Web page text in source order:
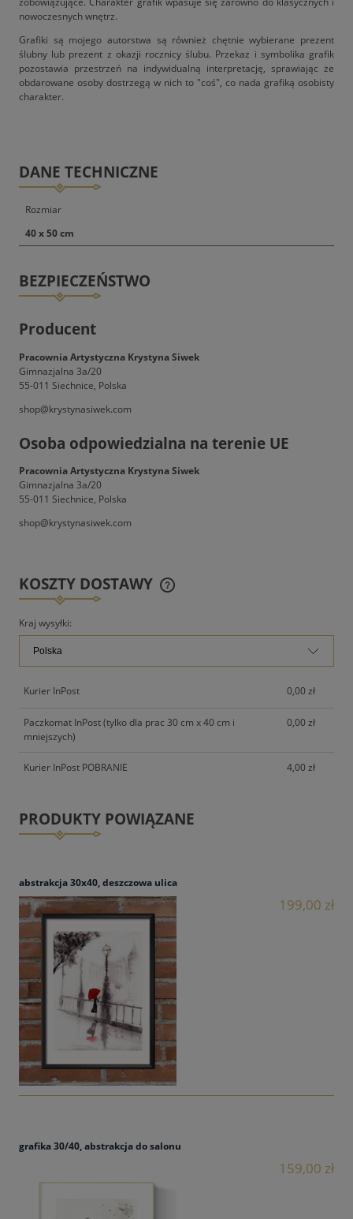
nowoczesnych wnętrz.
Grafiki są mojego autorstwa są również chętnie wybierane prezent
ślubny lub prezent z okazji rocznicy ślubu. Przekaz i symbolika grafik
pozostawia przestrzeń na indywidualną interpretację, sprawiając że
obdarowane osoby dostrzegą w nich to "coś", co nada grafiką osobisty
charakter.
DANE TECHNICZNE
Rozmiar
40 x 50 cm
BEZPIECZEŃSTWO
Producent
Pracownia Artystyczna Krystyna Siwek
Gimnazjalna 3a/20
55-011 Siechnice, Polska
shop@krystynasiwek.com
Osoba odpowiedzialna na terenie UE
Pracownia Artystyczna Krystyna Siwek
Gimnazjalna 3a/20
55-011 Siechnice, Polska
shop@krystynasiwek.com
KOSZTY DOSTAWY
CENA NIE ZAWIERA EWENTUALNYCH KOSZTÓW
PŁATNOŚCI
Kraj wysyłki:
Kurier InPost 0,00 zł
Paczkomat InPost (tylko dla prac 30 cm x 40 cm i
mniejszych)
0,00 zł
Kurier InPost POBRANIE 4,00 zł
PRODUKTY POWIĄZANE
abstrakcja 30x40, deszczowa ulica
199,00 zł
grafika 30/40, abstrakcja do salonu
159,00 zł